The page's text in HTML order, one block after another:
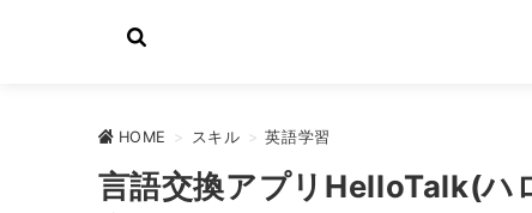
HOME > スキル > 英語学習
言語交換アプリHelloTalk(ハ